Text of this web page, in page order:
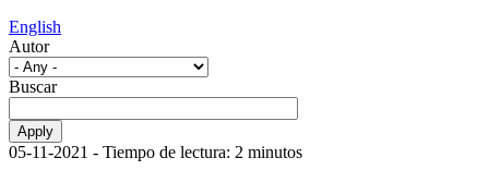
English
Autor
Buscar
05-11-2021 - Tiempo de lectura: 2 minutos